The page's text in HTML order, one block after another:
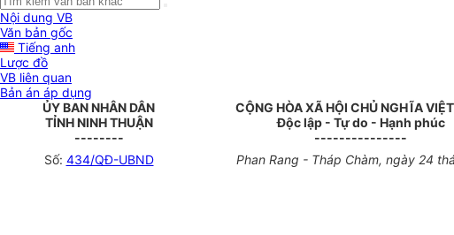
Nội dung VB
Văn bản gốc
Tiếng anh
Lược đồ
VB liên quan
Bản án áp dụng
ỦY BAN NHÂN DÂN
TỈNH NINH THUẬN
--------
CỘNG HÒA XÃ HỘI CHỦ NGHĨA
Độc lập - Tự do - Hạnh phúc
---------------
Số: 434/QĐ-UBND
Phan Rang - Tháp Chàm, ngày 24